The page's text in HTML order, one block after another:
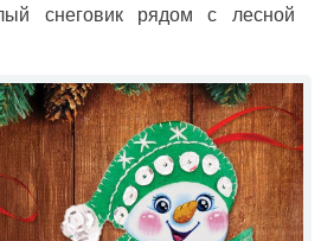
снеговик рядом с лесной